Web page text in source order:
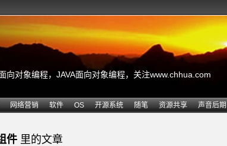
对象编程，JAVA面向对象编程，关注www.chhua.com
网络营销 软件 OS 开源系统 随笔 资源共享 声音后期
件 里的文章